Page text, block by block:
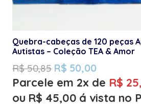
Quebra-cabeças de 120 peças
Autistas – Coleção TEA & Amor
R$50,85 R$ 50,00
Parcele em 2x de R$
ou R$ 45,00 á vista no